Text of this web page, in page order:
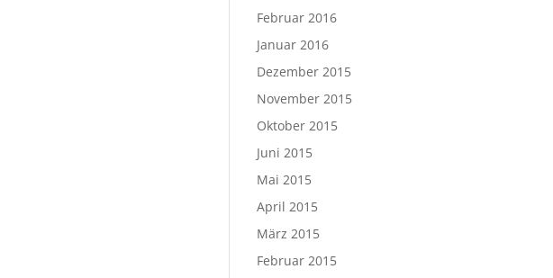
Februar 2016
Januar 2016
Dezember 2015
November 2015
Oktober 2015
Juni 2015
Mai 2015
April 2015
März 2015
Februar 2015